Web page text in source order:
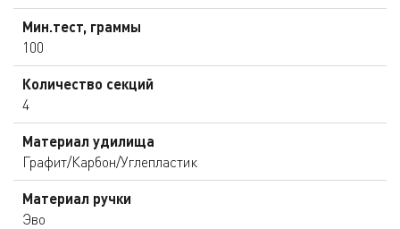
Мин.тест, граммы
100
Количество секций
4
Материал удилища
Графит/Карбон/Углепластик
Материал ручки
Эво